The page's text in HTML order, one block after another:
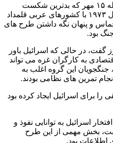
رویترز پیشتر خبر داده بود که حمله ۱۵ مهر که بدترین شکست
نظامی اسرائیل از زمان جنگ سال ۱۹۷۳ با کشورهای عربی قلمداد
“خدعه” حماس و پنهان نگه داشتن طرح‌ های
بود.
گفت، در حالی که اسرائیل باور
به کارگران غزه می تواند
این گروه اغلب به
تمرین های نظامی بودند.
را برای اسرائیل ایجاد کرده بود
اسرائیل به توانایی نفوذ و
بخش مهمی از این طرح
اطلاعات بود.